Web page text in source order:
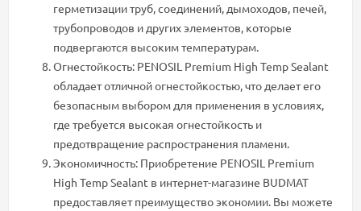
герметизации труб, соединений, дымоходов, печей,
трубопроводов и других элементов, которые
подвергаются высоким температурам.
Огнестойкость: PENOSIL Premium High Temp Sealant
обладает отличной огнестойкостью, что делает его
безопасным выбором для применения в условиях,
где требуется высокая огнестойкость и
предотвращение распространения пламени.
Экономичность: Приобретение PENOSIL Premium
High Temp Sealant в интернет-магазине BUDMAT
предоставляет преимущество экономии. Вы можете